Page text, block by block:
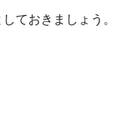
ておきましょう。